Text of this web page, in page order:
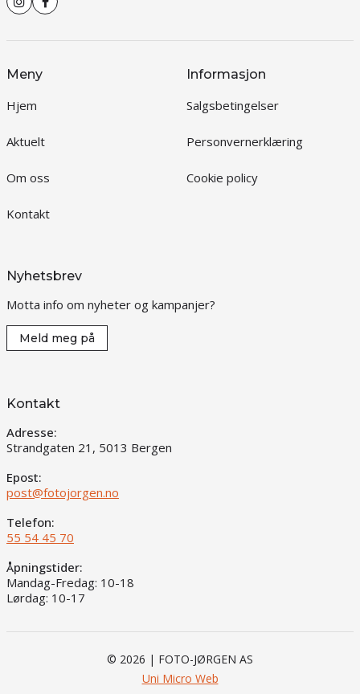
Meny
Hjem
Aktuelt
Om oss
Kontakt
Informasjon
Salgsbetingelser
Personvernerklæring
Cookie policy
Nyhetsbrev
Motta info om nyheter og kampanjer?
Meld meg på
Kontakt
Adresse:
Strandgaten 21, 5013 Bergen
Epost:
post@fotojorgen.no
Telefon:
55 54 45 70
Åpningstider:
Mandag-Fredag: 10-18
Lørdag: 10-17
© 2026 | FOTO-JØRGEN AS
Uni Micro Web